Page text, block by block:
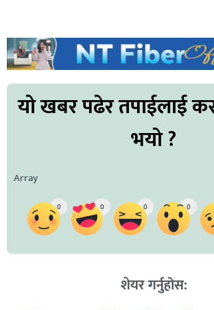
यो खबर पढेर तपाईलाई
भयो ?
Array
0 0 0 0
शेयर गर्नुहोस: